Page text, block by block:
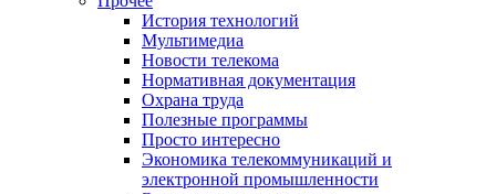
История технологий
Мультимедиа
Новости телекома
Нормативная документация
Охрана труда
Полезные программы
Просто интересно
Экономика телекоммуникаций и
электронной промышленности